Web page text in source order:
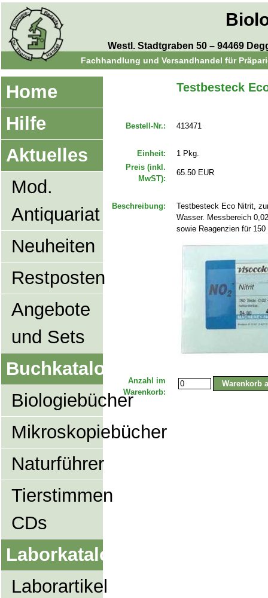
Westl. Stadtgraben 50 – 94469
Fachhandlung und Versandhandel für
Home
Hilfe
Aktuelles
Mod.
Antiquariat
Neuheiten
Restposten
Angebote
und Sets
Buchkatalog
Biologiebücher
Mikroskopiebücher
Naturführer
Tierstimmen
CDs
Laborkatalog
Laborartikel
Testbesteck
Bestell-Nr.: 413471
Einheit:
1 Pkg.
Preis (inkl.
MwST):
65.50 EUR
Beschreibung:
Testbesteck Eco Nitrit,
Wasser. Messbereich
sowie Reagenzien für
Anzahl im
Warenkorb: